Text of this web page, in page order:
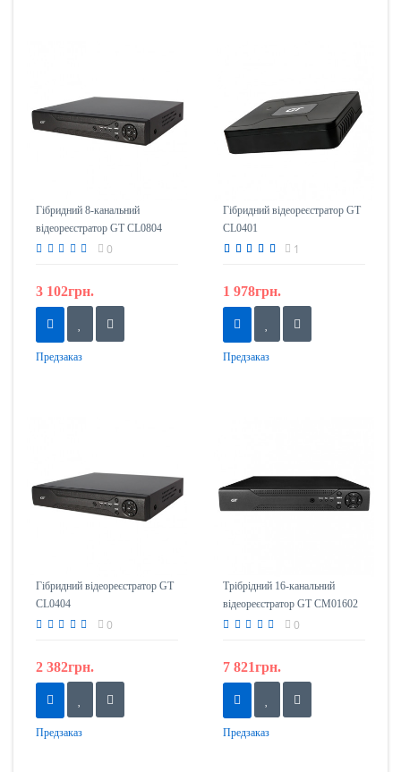
Гібридний 8-канальний
відеореєстратор GT CL0804
0
3 102грн.
Предзаказ
Гібридний відеореєстратор GT
CL0401
1
1 978грн.
Предзаказ
Гібридний відеореєстратор GT
CL0404
0
2 382грн.
Предзаказ
Трібрідний 16-канальний
відеореєстратор GT CM01602
0
7 821грн.
Предзаказ